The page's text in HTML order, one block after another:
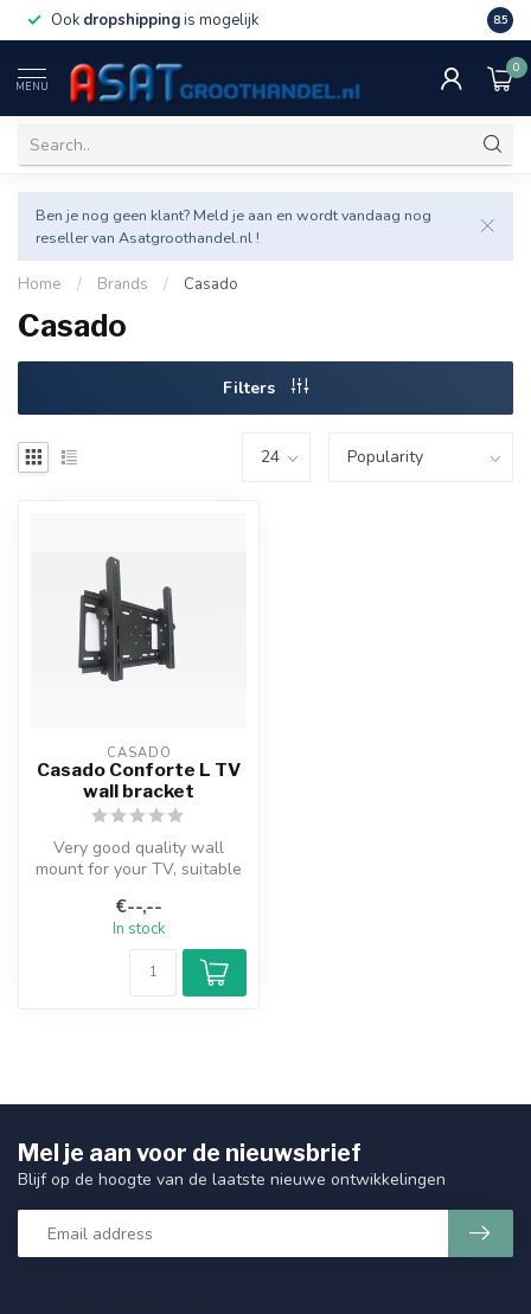
Ook dropshippingis mogelijk Veel
8.5
MENU
0
Ben je nog geen klant? Meld je aan en wordt vandaag nog
reseller van Asatgroothandel.nl !
Home / Brands / Casado
Casado
Filters
CASADO
Casado Conforte L TV
wall bracket
Very good quality wall
mount for your TV, suitable
max...
€--,--
In stock
Mel je aan voor de nieuwsbrief
Blijf op de hoogte van de laatste nieuwe ontwikkelingen